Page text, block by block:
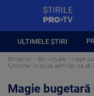
ULTIMELE ȘTIRI
Stirileprotv Știri Actuale
Magie
funcționari în loc de demnitari ca să
Magie bugetară